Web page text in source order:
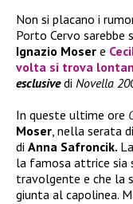
Non si placano i
Porto Cervo
Ignazio Moser e
volta si trova
esclusivedi Novella
In queste ultime ore
Moser, nella serata
di Anna Safroncik.
la famosa attrice sia
travolgente e che la
giunta al capolinea.